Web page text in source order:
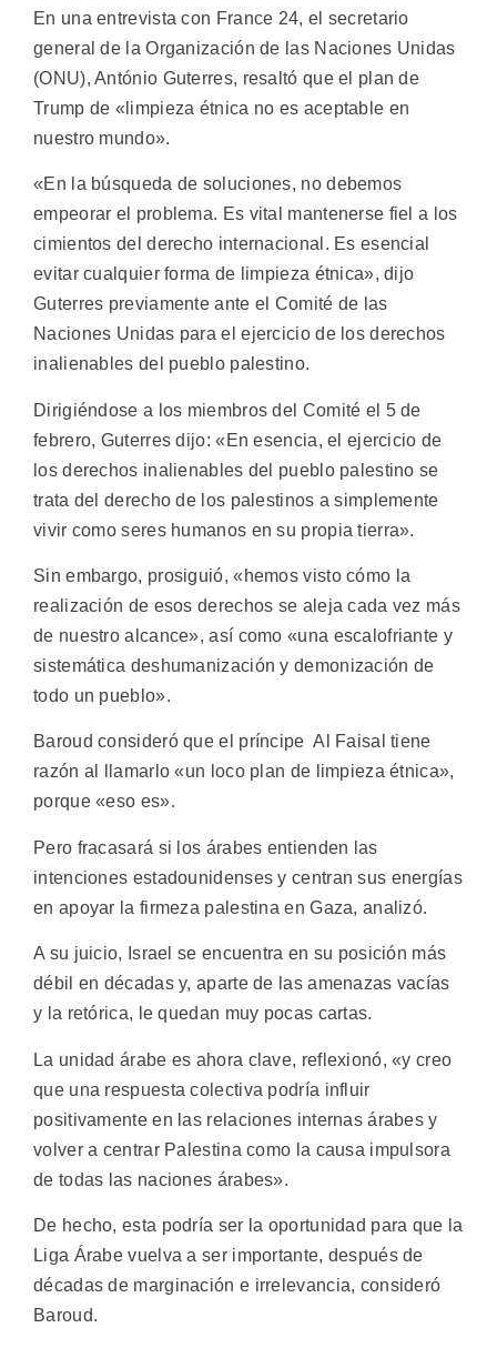
En una entrevista con France 24, el secretario
general de la Organización de las Naciones Unidas
(ONU), António Guterres, resaltó que el plan de
Trump de «limpieza étnica no es aceptable en
nuestro mundo».
«En la búsqueda de soluciones, no debemos
empeorar el problema. Es vital mantenerse fiel a los
cimientos del derecho internacional. Es esencial
evitar cualquier forma de limpieza étnica», dijo
Guterres previamente ante el Comité de las
Naciones Unidas para el ejercicio de los derechos
inalienables del pueblo palestino.
Dirigiéndose a los miembros del Comité el 5 de
febrero, Guterres dijo: «En esencia, el ejercicio de
los derechos inalienables del pueblo palestino se
trata del derecho de los palestinos a simplemente
vivir como seres humanos en su propia tierra».
Sin embargo, prosiguió, «hemos visto cómo la
realización de esos derechos se aleja cada vez más
de nuestro alcance», así como «una escalofriante y
sistemática deshumanización y demonización de
todo un pueblo».
Baroud consideró que el príncipe Al Faisal tiene
razón al llamarlo «un loco plan de limpieza étnica»,
porque «eso es».
Pero fracasará si los árabes entienden las
intenciones estadounidenses y centran sus energías
en apoyar la firmeza palestina en Gaza, analizó.
A su juicio, Israel se encuentra en su posición más
débil en décadas y, aparte de las amenazas vacías
y la retórica, le quedan muy pocas cartas.
La unidad árabe es ahora clave, reflexionó, «y creo
que una respuesta colectiva podría influir
positivamente en las relaciones internas árabes y
volver a centrar Palestina como la causa impulsora
de todas las naciones árabes».
De hecho, esta podría ser la oportunidad para que la
Liga Árabe vuelva a ser importante, después de
décadas de marginación e irrelevancia, consideró
Baroud.